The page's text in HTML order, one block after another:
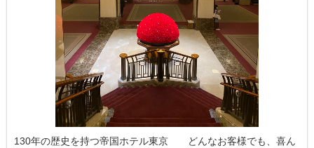
130年の歴史を持つ帝国ホテル東京 どんなお客様でも、喜ん